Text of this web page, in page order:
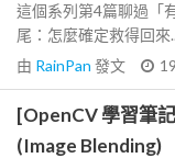
這個系列第4篇聊過「
尾：怎麼確定救得回來
由 RainPan 發文
[OpenCV 學習筆
(Image Blending)